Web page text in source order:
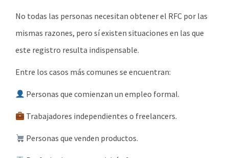
No todas las personas necesitan obtener el RFC por las
mismas razones, pero sí existen situaciones en las que
este registro resulta indispensable.
Entre los casos más comunes se encuentran:
Personas que comienzan un empleo formal.
Trabajadores independientes o freelancers.
Personas que venden productos.